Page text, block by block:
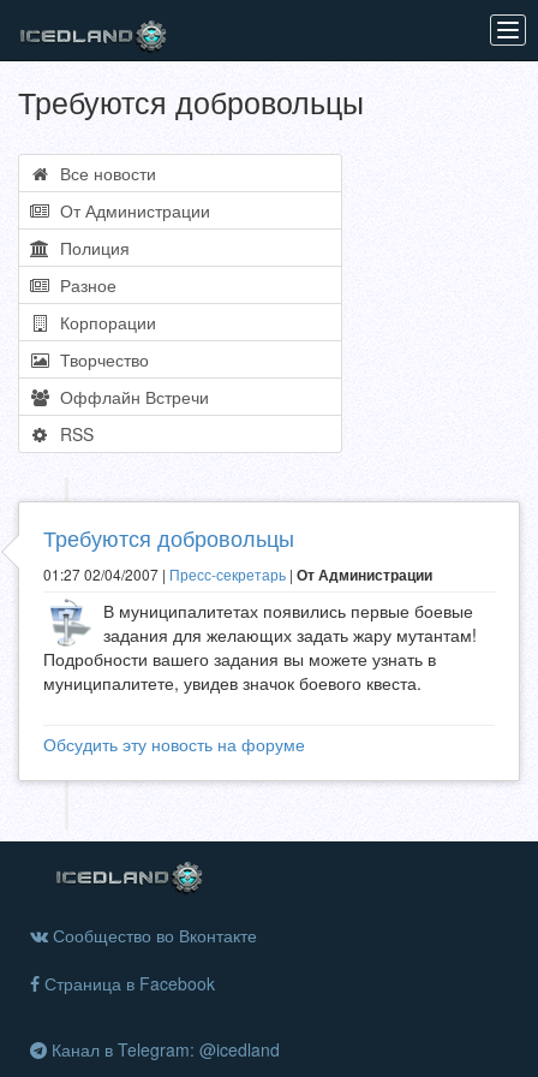
Требуются добровольцы
Все новости
От Администрации
Полиция
Разное
Корпорации
Творчество
Оффлайн Встречи
RSS
Требуются добровольцы
01:27 02/04/2007 | Пресс-секретарь | От Администрации
В муниципалитетах появились первые боевые
задания для желающих задать жару мутантам!
Подробности вашего задания вы можете узнать в
муниципалитете, увидев значок боевого квеста.
Обсудить эту новость на форуме
Сообщество во Вконтакте
Страница в Facebook
Канал в Telegram: @icedland